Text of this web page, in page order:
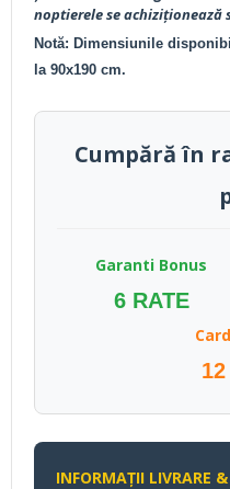
noptierele se achiziționează
Notă: Dimensiunile
la 90x190 cm.
Cumpără în
Garanti Bonus
6 RATE
INFORMAȚII LIVRARE